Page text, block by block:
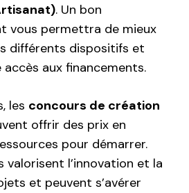
. Un bon
vous permettra de mieux
différents dispositifs et
aux financements.
les concours de création
offrir des prix en
pour démarrer.
l’innovation et la
et peuvent s’avérer